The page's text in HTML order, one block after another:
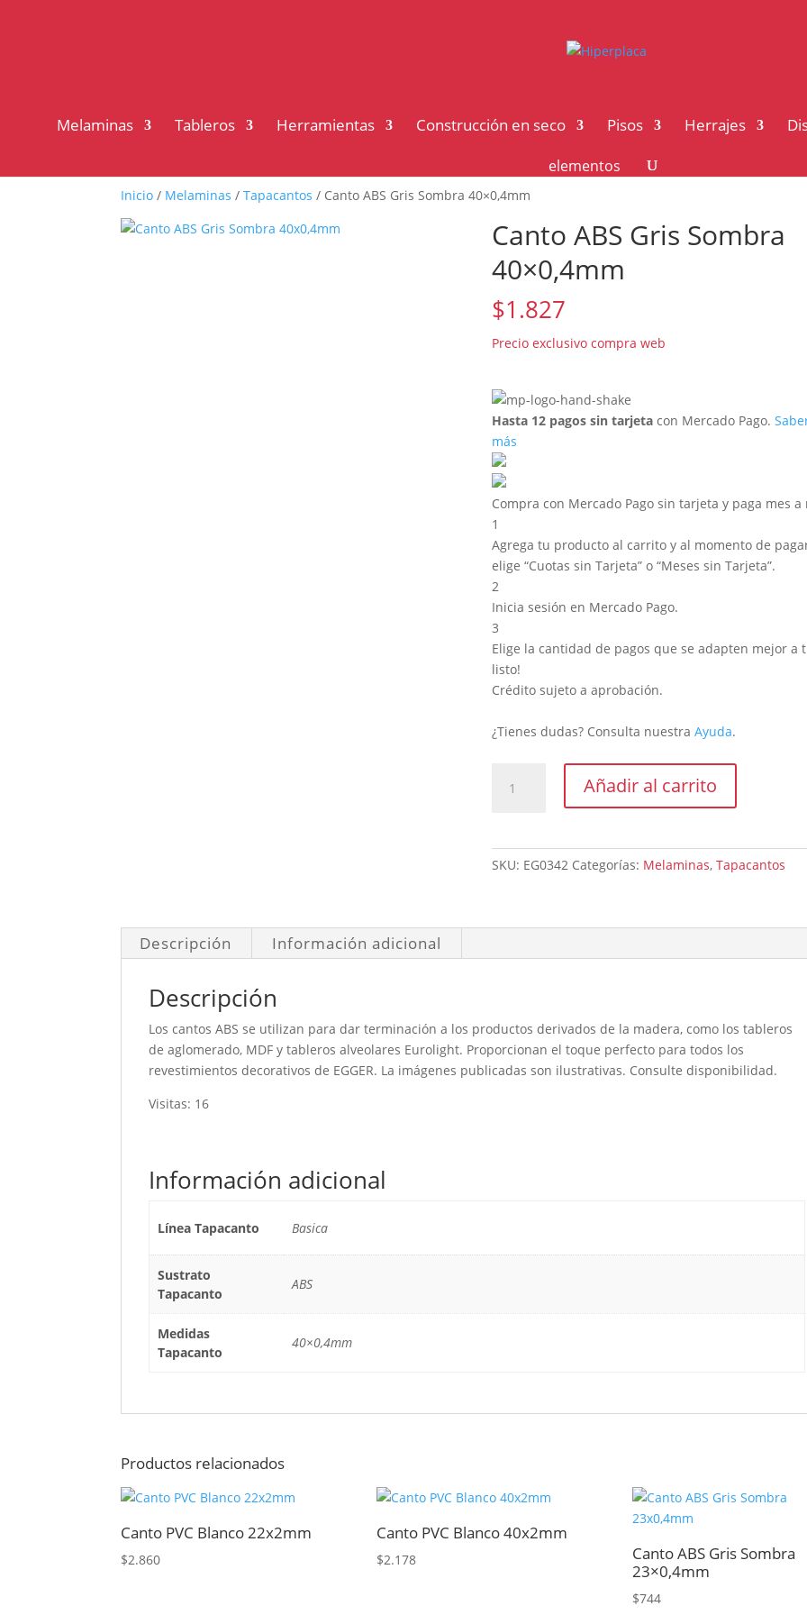
Melaminas Tableros Herramientas Construcción en seco Pisos Herrajes
elementos
Inicio / Melaminas /Tapacantos / Canto ABS Gris Sombra 40×0,4mm
Canto ABS Gris Sombra
40×0,4mm
$1.827
Hasta 12 pagos sin tarjeta con Mercado Pago.
más
Compra con Mercado Pago sin tarjeta y paga mes a
1
Agrega tu producto al carrito y al momento de
elige “Cuotas sin Tarjeta” o “Meses sin Tarjeta”.
2
Inicia sesión en Mercado Pago.
3
Elige la cantidad de pagos que se adapten mejor a
listo!
Crédito sujeto a aprobación.
¿Tienes dudas? Consulta nuestraAyuda.
ABS
Añadir al carrito
SKU: EG0342 Categorías: Melaminas,Tapacantos
Descripción Información adicional
Descripción
Los cantos ABS se utilizan para dar terminación a los productos derivados de la madera, como los tableros
de aglomerado, MDF y tableros alveolares Eurolight. Proporcionan el toque perfecto para todos los
revestimientos decorativos de EGGER. La imágenes publicadas son ilustrativas. Consulte disponibilidad.
Visitas: 16
Información adicional
Línea Tapacanto Basica
Sustrato
Tapacanto
ABS
Medidas
Tapacanto
40×0,4mm
Productos relacionados
Canto PVC Blanco 22x2mm
$2.860
Canto PVC Blanco 40x2mm
$2.178
Canto ABS Gris Sombra
23×0,4mm
$744